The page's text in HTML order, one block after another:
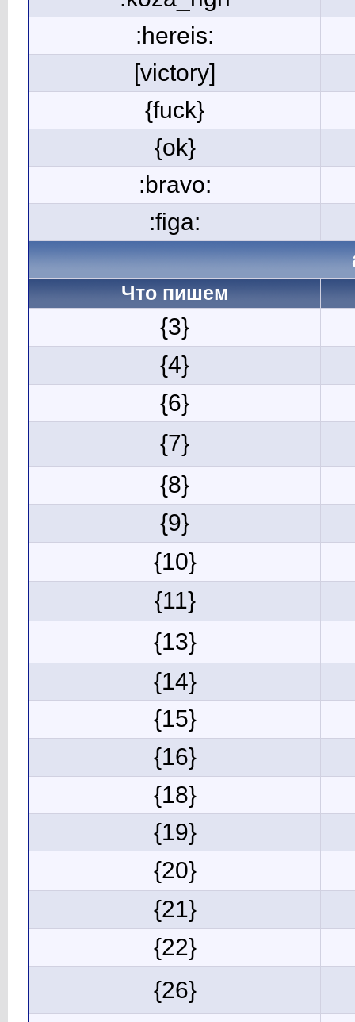
:hereis:
[victory]
{fuck}
{ok}
:bravo:
:figa:
Что пишем
{3}
{4}
{6}
{7}
{8}
{9}
{10}
{11}
{13}
{14}
{15}
{16}
{18}
{19}
{20}
{21}
{22}
{26}